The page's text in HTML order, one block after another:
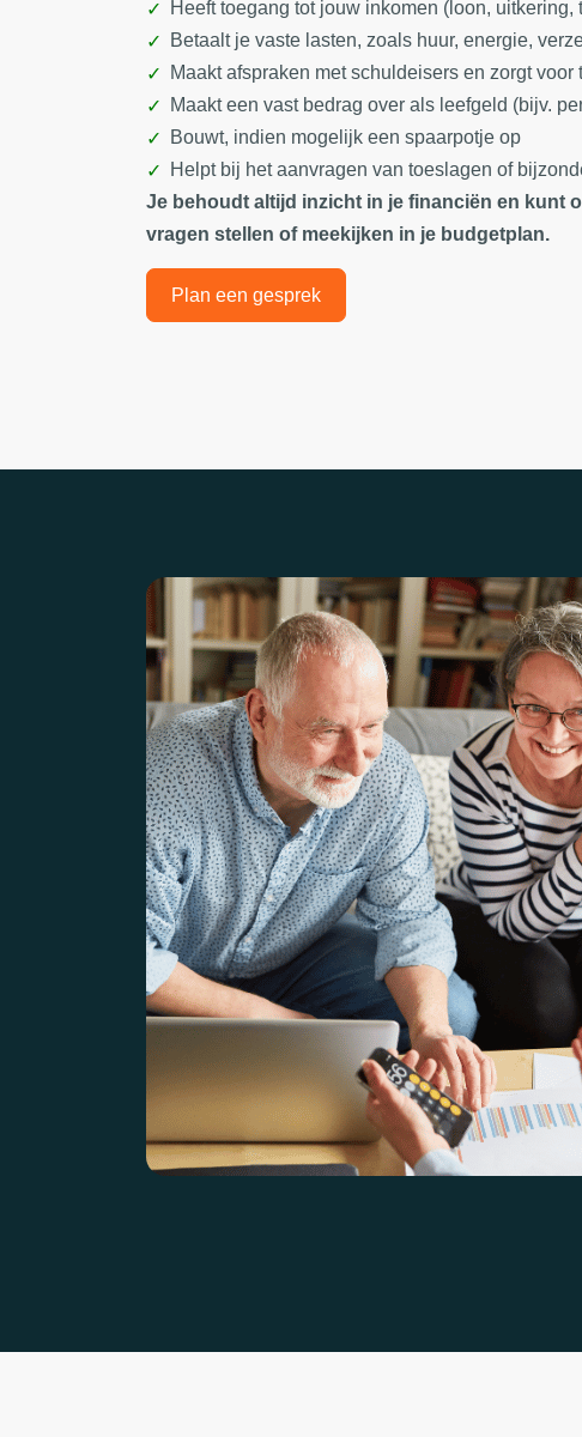
Heeft toegang tot jouw inkomen (loon, uitkering,
Betaalt je vaste lasten, zoals huur, energie,
Maakt afspraken met schuldeisers en zorgt voor
Maakt een vast bedrag over als leefgeld (bijv.
Bouwt, indien mogelijk een spaarpotje op
Helpt bij het aanvragen van toeslagen of
Je behoudt altijd inzicht in je financiën en kunt
vragen stellen of meekijken in je budgetplan.
Plan een gesprek